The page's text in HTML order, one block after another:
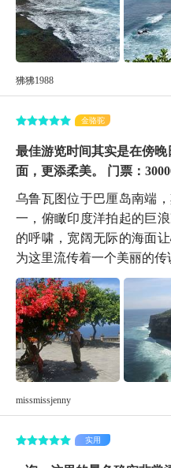
狒狒1988
金骆驼
最佳游览时间其实是在傍
面，更添柔美。 门票：
乌鲁瓦图位于巴厘岛南端
一，俯瞰印度洋拍起的巨
的呼啸，宽阔无际的海面
为这里流传着一个美丽的
missmissjenny
实用